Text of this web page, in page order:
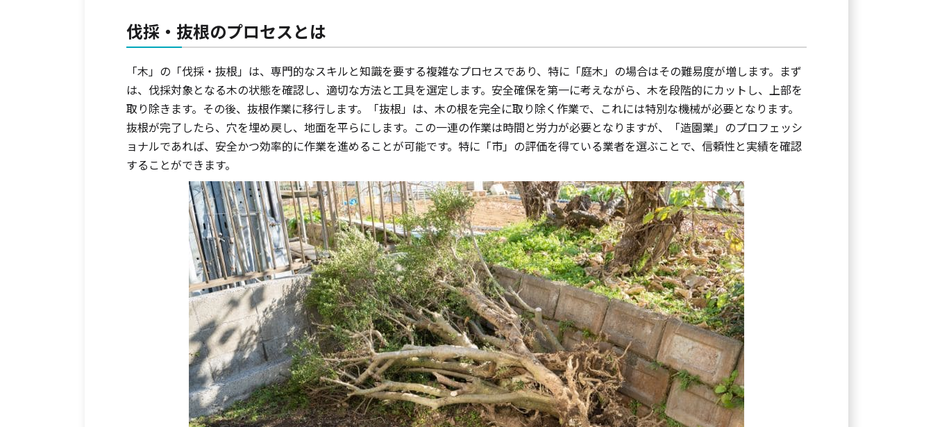
伐採・抜根のプロセスとは
「木」の「伐採・抜根」は、専門的なスキルと知識を要する複雑なプロセスであり、特に「庭木」の場合はその難易度が増します。まず
は、伐採対象となる木の状態を確認し、適切な方法と工具を選定します。安全確保を第一に考えながら、木を段階的にカットし、上部を
取り除きます。その後、抜根作業に移行します。「抜根」は、木の根を完全に取り除く作業で、これには特別な機械が必要となります。
抜根が完了したら、穴を埋め戻し、地面を平らにします。この一連の作業は時間と労力が必要となりますが、「造園業」のプロフェッシ
ョナルであれば、安全かつ効率的に作業を進めることが可能です。特に「市」の評価を得ている業者を選ぶことで、信頼性と実績を確認
することができます。